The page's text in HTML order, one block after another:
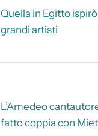
Quella in Egitto
grandi artisti
L’Amedeo
fatto coppia con